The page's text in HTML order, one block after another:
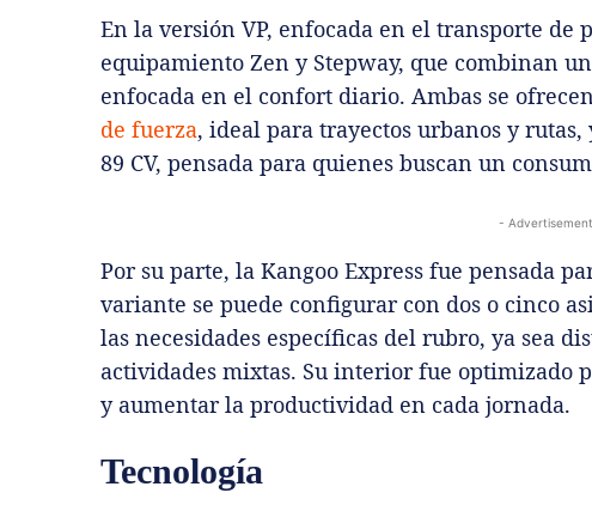
En la versión VP, enfocada en el transporte de
equipamiento Zen y Stepway, que combinan
enfocada en el confort diario. Ambas se
de fuerza, ideal para trayectos urbanos y
89 CV, pensada para quienes buscan un
-
Por su parte, la Kangoo Express fue pensada
variante se puede configurar con dos o cinco
las necesidades específicas del rubro, ya sea
actividades mixtas. Su interior fue optimizado
y aumentar la productividad en cada jornada.
Tecnología